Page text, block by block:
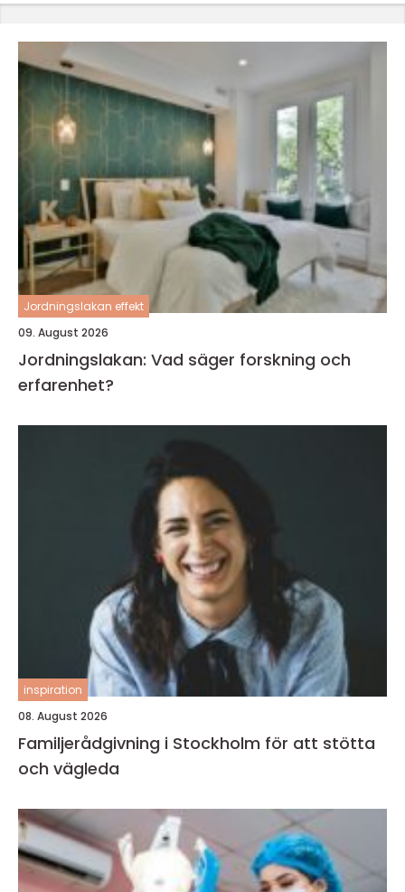
Jordningslakan effekt
09. August 2026
Jordningslakan: Vad säger forskning och
erfarenhet?
inspiration
08. August 2026
Familjerådgivning i Stockholm för att stötta
och vägleda